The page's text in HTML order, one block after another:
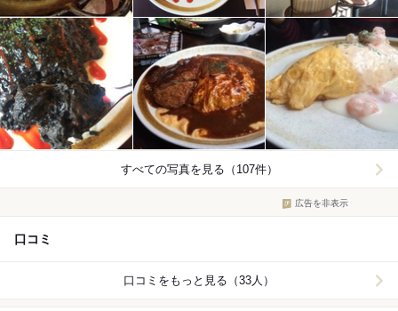
すべての写真を見る（107件）
広告を非表示
口コミ
口コミをもっと見る（33人）